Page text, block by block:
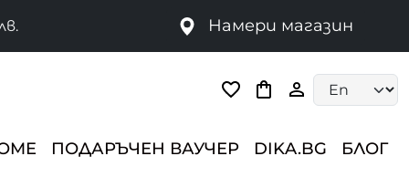
Намери магазин
ПОДАРЪЧЕН ВАУЧЕР DIKA.BG БЛОГ